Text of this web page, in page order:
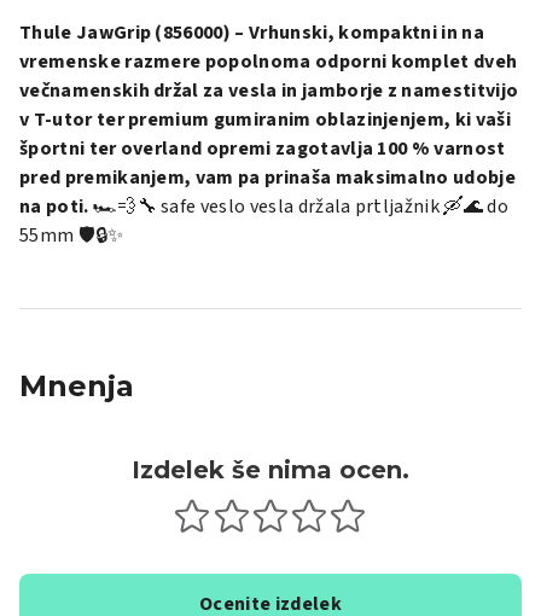
Thule JawGrip (856000) – Vrhunski, kompaktni in na
vremenske razmere popolnoma odporni komplet dveh
večnamenskih držal za vesla in jamborje z namestitvijo
v T-utor ter premium gumiranim oblazinjenjem, ki vaši
športni ter overland opremi zagotavlja 100 % varnost
pred premikanjem, vam pa prinaša maksimalno udobje
na poti.🏎️💨🔧 safe veslo vesla držala prtljažnik 🛶🌊 do
55mm 🛡️🔒✨
Mnenja
Izdelek še nima ocen.
Ocenite izdelek